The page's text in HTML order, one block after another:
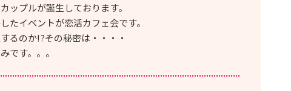
ップルが誕生しております。
たイベントが恋活カフェ会です。
るのか!?その秘密は・・・・
です。。。